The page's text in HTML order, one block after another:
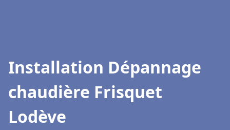
Installation Dépannage
chaudière Frisquet
Lodève